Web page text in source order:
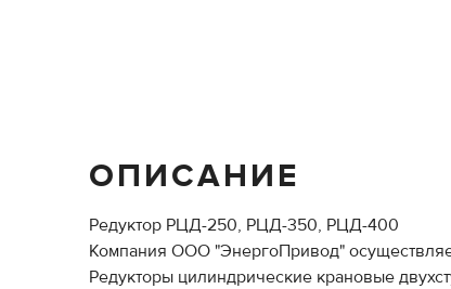
ОПИСАНИЕ
Редуктор РЦД-250, РЦД-350, РЦД-400
Компания ООО "ЭнергоПривод"
Редукторы цилиндрические крановые